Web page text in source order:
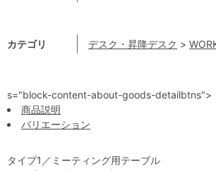
カテゴリ デスク・昇降デスク >
s="block-content-about-goods-detailbtns">
商品説明
バリエーション
タイプ1／ミーティング用テーブル